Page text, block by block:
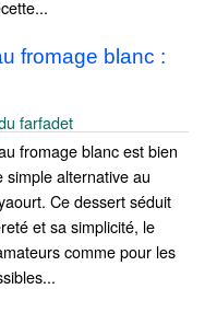
fromage blanc :
farfadet
fromage blanc est bien
simple alternative au
Ce dessert séduit
et sa simplicité, le
comme pour les